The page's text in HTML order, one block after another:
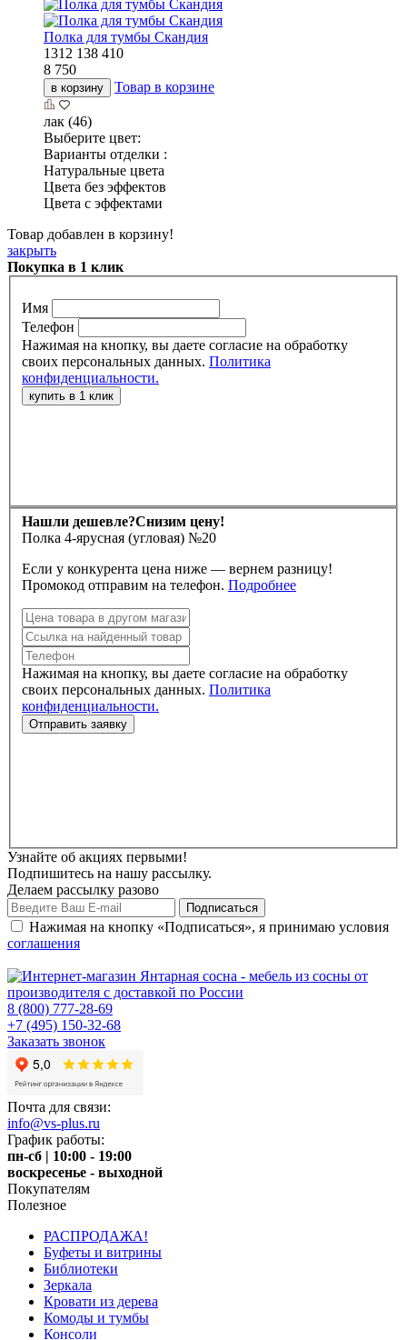
Полка для тумбы Скандия
1312 138 410
8 750
в корзину Товар в корзине
лак (46)
Выберите цвет:
Варианты отделки :
Натуральные цвета
Цвета без эффектов
Цвета с эффектами
Товар добавлен в корзину!
закрыть
Покупка в 1 клик
Имя
Телефон
Нажимая на кнопку, вы даете согласие на обработку
своих персональных данных. Политика
конфиденциальности.
Нашли дешевле?Снизим цену!
Полка 4-ярусная (угловая) №20
Если у конкурента цена ниже — вернем разницу!
Промокод отправим на телефон. Подробнее
Нажимая на кнопку, вы даете согласие на обработку
своих персональных данных. Политика
конфиденциальности.
Узнайте об акциях первыми!
Подпишитесь на нашу рассылку.
Делаем рассылку разово
Нажимая на кнопку «Подписаться», я принимаю условия
соглашения
8 (800) 777-28-69
+7 (495) 150-32-68
Заказать звонок
Почта для связи:
info@vs-plus.ru
График работы:
пн-сб | 10:00 - 19:00
воскресенье - выходной
Покупателям
Полезное
РАСПРОДАЖА!
Буфеты и витрины
Библиотеки
Зеркала
Кровати из дерева
Комоды и тумбы
Консоли